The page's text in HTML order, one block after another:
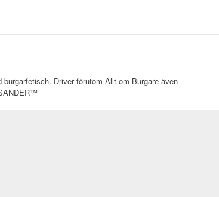
burgarfetisch. Driver förutom Allt om Burgare även